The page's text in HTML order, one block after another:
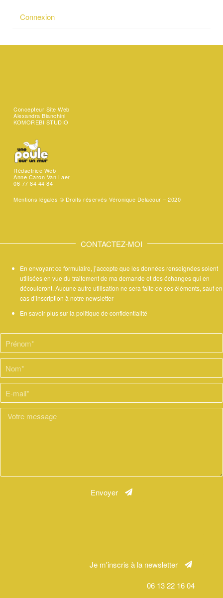
Connexion
Concepteur Site Web
Alexandra Bianchini
KOMOREBI STUDIO
Rédactrice Web
Anne Caron Van Laer
06 77 84 44 84
Mentions légales © Droits réservés Véronique Delacour – 2020
CONTACTEZ-MOI
En envoyant ce formulaire, j’accepte que les données renseignées soient
utilisées en vue du traitement de ma demande et des échanges qui en
découleront. Aucune autre utilisation ne sera faite de ces éléments, sauf en
cas d’inscription à notre newsletter
En savoir plus sur la politique de confidentialité
Envoyer
Je m'inscris à la newsletter
06 13 22 16 04